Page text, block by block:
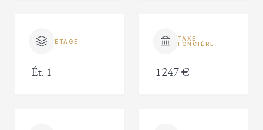
ÉTAGE
Ét. 1
TAXE
FONCIÈRE
1247 €